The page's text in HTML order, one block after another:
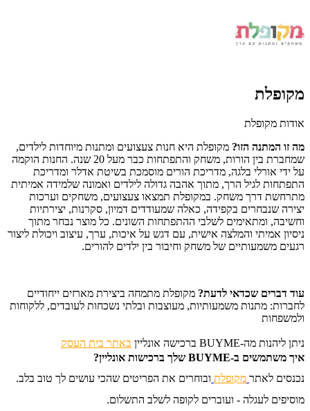
מקופלת
אודות מקופלת
מה זו המתנה הזו? מקופלת היא חנות צעצועים ומתנות מיוחדות לילדים,
שמחברת בין הורות, משחק והתפתחות כבר מעל 20 שנה. החנות הוקמה
על ידי אורלי בלגה, מדריכת הורים מוסמכת בשיטת אדלר ומדריכת
התפתחות לגיל הרך, מתוך אהבה גדולה לילדים ואמונה שלמידה אמיתית
מתרחשת דרך משחק. במקופלת תמצאו צעצועים, משחקים וערכות
יצירה שנבחרים בקפידה, כאלה שמעודדים דמיון, סקרנות, יצירתיות
וחשיבה, ומתאימים לשלבי ההתפתחות השונים. כל מוצר נבחר מתוך
ניסיון אמיתי והמלצה אישית, עם דגש על איכות, ערך, עיצוב ויכולת ליצור
רגעים משמעותיים של משחק וחיבור בין ילדים להורים.
עוד דברים שכדאי לדעת? מקופלת מתמחה ביצירת מארזים ייחודיים
לחברות: מתנות משמעותיות, מעוצבות ובלתי נשכחות לעובדים, ללקוחות
ולמשפחות
ניתן ליהנות מה-BUYME ברכישה אונליין באתר בית העסק
איך משתמשים ב-BUYME שלך ברכישות אונליין?
נכנסים לאתר מקופלת ובוחרים את הפריטים שהכי עושים לך טוב בלב.
מוסיפים לעגלה - ועוברים לקופה לשלב התשלום.